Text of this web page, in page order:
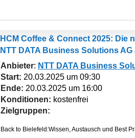
HCM Coffee & Connect 2025: Die
NTT DATA Business Solutions AG
Anbieter: NTT DATA Business
Start: 20.03.2025 um 09:30
Ende: 20.03.2025 um 16:00
Konditionen: kostenfrei
Zielgruppen: